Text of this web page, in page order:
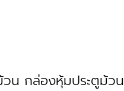
วน กล่องหุ้มประตูม้วน